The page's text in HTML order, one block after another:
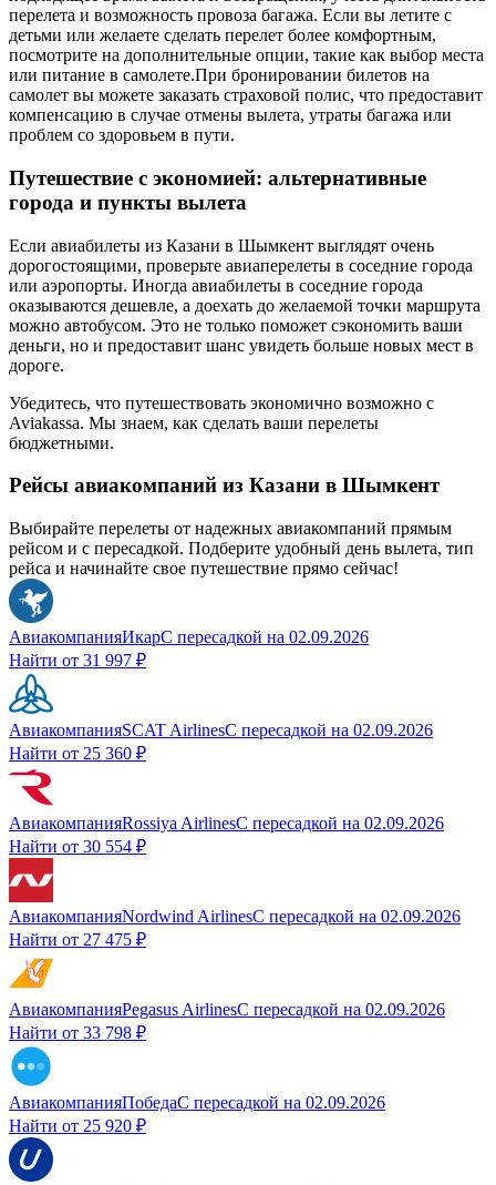
перелета и возможность провоза багажа. Если вы летите с
детьми или желаете сделать перелет более комфортным,
посмотрите на дополнительные опции, такие как выбор места
или питание в самолете.При бронировании билетов на
самолет вы можете заказать страховой полис, что предоставит
компенсацию в случае отмены вылета, утраты багажа или
проблем со здоровьем в пути.
Путешествие с экономией: альтернативные
города и пункты вылета
Если авиабилеты из Казани в Шымкент выглядят очень
дорогостоящими, проверьте авиаперелеты в соседние города
или аэропорты. Иногда авиабилеты в соседние города
оказываются дешевле, а доехать до желаемой точки маршрута
можно автобусом. Это не только поможет сэкономить ваши
деньги, но и предоставит шанс увидеть больше новых мест в
дороге.
Убедитесь, что путешествовать экономично возможно с
Aviakassa. Мы знаем, как сделать ваши перелеты
бюджетными.
Рейсы авиакомпаний из Казани в Шымкент
Выбирайте перелеты от надежных авиакомпаний прямым
рейсом и с пересадкой. Подберите удобный день вылета, тип
рейса и начинайте свое путешествие прямо сейчас!
АвиакомпанияИкарС пересадкой на 02.09.2026
Найти от 31 997 ₽
АвиакомпанияSCAT AirlinesС пересадкой на 02.09.2026
Найти от 25 360 ₽
АвиакомпанияRossiya AirlinesС пересадкой на 02.09.2026
Найти от 30 554 ₽
АвиакомпанияNordwind AirlinesС пересадкой на 02.09.2026
Найти от 27 475 ₽
АвиакомпанияPegasus AirlinesС пересадкой на 02.09.2026
Найти от 33 798 ₽
АвиакомпанияПобедаС пересадкой на 02.09.2026
Найти от 25 920 ₽